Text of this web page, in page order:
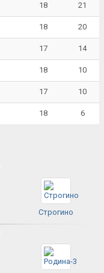
18 21
18 20
17 14
18 10
17 10
18 6
Строгино